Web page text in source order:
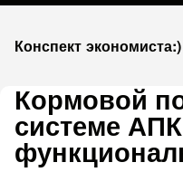
Конспект экономиста:)
Кормовой
системе